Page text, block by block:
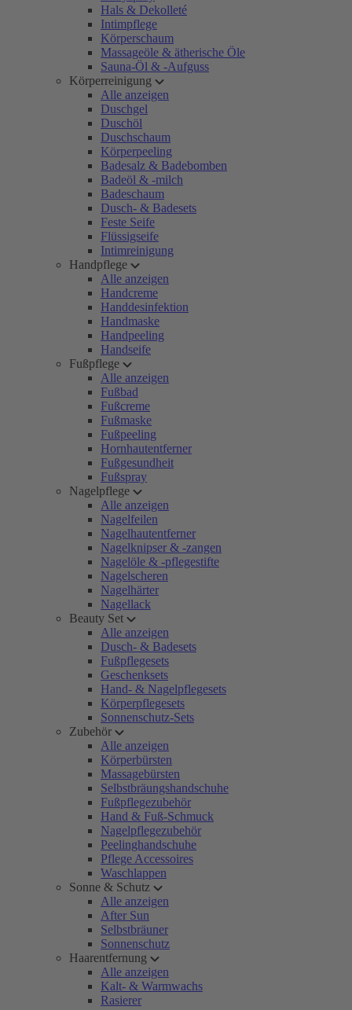
Hals & Dekolleté
Intimpflege
Körperschaum
Massageöle & ätherische Öle
Sauna-Öl & -Aufguss
Körperreinigung
Alle anzeigen
Duschgel
Duschöl
Duschschaum
Körperpeeling
Badesalz & Badebomben
Badeöl & -milch
Badeschaum
Dusch- & Badesets
Feste Seife
Flüssigseife
Intimreinigung
Handpflege
Alle anzeigen
Handcreme
Handdesinfektion
Handmaske
Handpeeling
Handseife
Fußpflege
Alle anzeigen
Fußbad
Fußcreme
Fußmaske
Fußpeeling
Hornhautentferner
Fußgesundheit
Fußspray
Nagelpflege
Alle anzeigen
Nagelfeilen
Nagelhautentferner
Nagelknipser & -zangen
Nagelöle & -pflegestifte
Nagelscheren
Nagelhärter
Nagellack
Beauty Set
Alle anzeigen
Dusch- & Badesets
Fußpflegesets
Geschenksets
Hand- & Nagelpflegesets
Körperpflegesets
Sonnenschutz-Sets
Zubehör
Alle anzeigen
Körperbürsten
Massagebürsten
Selbstbräungshandschuhe
Fußpflegezubehör
Hand & Fuß-Schmuck
Nagelpflegezubehör
Peelinghandschuhe
Pflege Accessoires
Waschlappen
Sonne & Schutz
Alle anzeigen
After Sun
Selbstbräuner
Sonnenschutz
Haarentfernung
Alle anzeigen
Kalt- & Warmwachs
Rasierer